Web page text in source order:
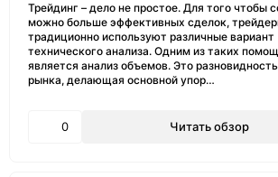
Трейдинг – дело не простое. Для того чтобы
можно больше эффективных сделок,
традиционно используют различные вариант
технического анализа. Одним из таких
является анализ объемов. Это
рынка, делающая основной упор…
0 Читать обзор